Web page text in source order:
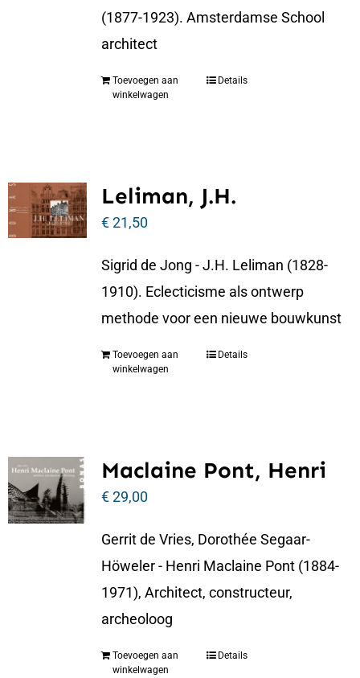
(1877-1923). Amsterdamse School
architect
Toevoegen aan
winkelwagen
Details
Leliman, J.H.
€21,50
Sigrid de Jong - J.H. Leliman (1828-
1910). Eclecticisme als ontwerp
methode voor een nieuwe bouwkunst
Toevoegen aan
winkelwagen
Details
Maclaine Pont, Henri
€29,00
Gerrit de Vries, Dorothée Segaar-
Höweler - Henri Maclaine Pont (1884-
1971), Architect, constructeur,
archeoloog
Toevoegen aan
winkelwagen
Details